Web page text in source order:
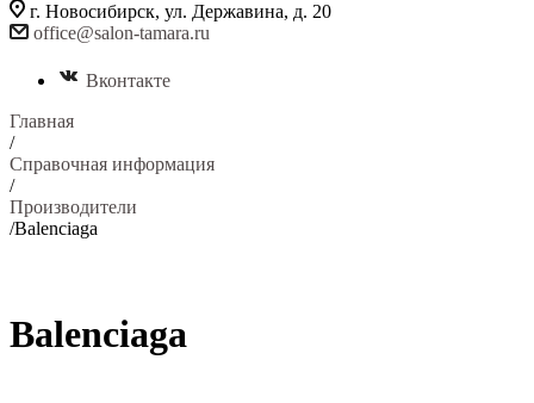
г. Новосибирск, ул. Державина, д. 20
office@salon-tamara.ru
Вконтакте
Главная
/
Справочная информация
/
Производители
/Balenciaga
Balenciaga